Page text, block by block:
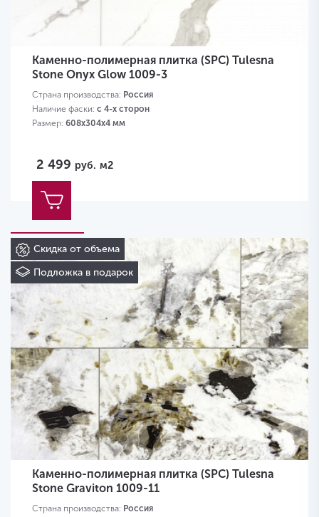
Каменно-полимерная плитка (SPC) Tulesna
Stone Onyx Glow 1009-3
Страна производства: Россия
Наличие фаски: с 4-х сторон
Размер: 608х304х4 мм
2 499 руб. м2
Скидка от объема
Подложка в подарок
Каменно-полимерная плитка (SPC) Tulesna
Stone Graviton 1009-11
Страна производства: Россия